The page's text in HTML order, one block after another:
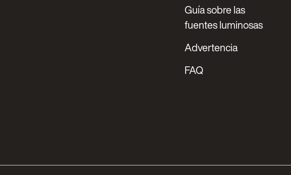
Guía sobre las
fuentes luminosas
Advertencia
FAQ